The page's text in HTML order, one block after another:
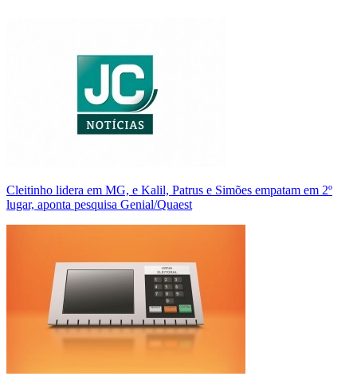
Cleitinho lidera em MG, e Kalil, Patrus e Simões empatam em 2º
lugar, aponta pesquisa Genial/Quaest